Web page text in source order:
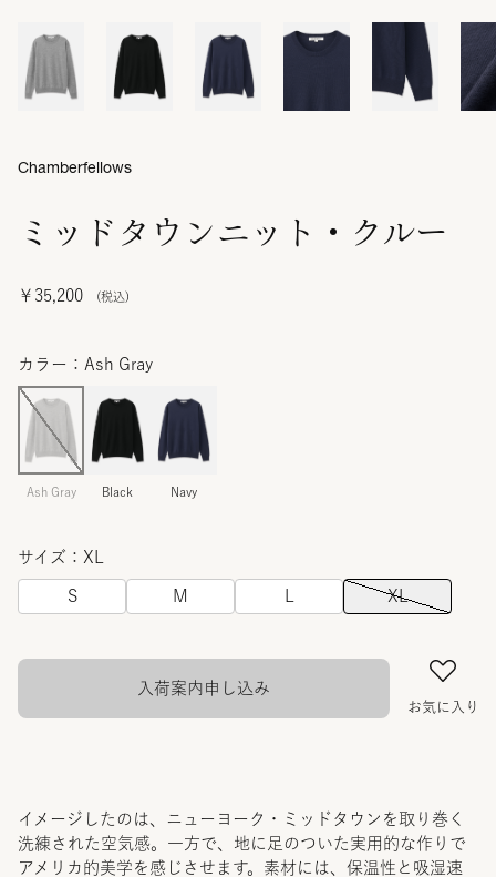
ミッドタウンニット・クルー
￥35,200
Chamberfellows
カラー：Ash Gray
Ash Gray Black Navy
サイズ：XL
S M XL
お気に入り
入荷案内申し込み
イメージしたのは、ニューヨーク・ミッドタウンを取り巻く
洗練された空気感。一方で、地に足のついた実用的な作りで
アメリカ的美学を感じさせます。素材には、保温性と吸湿速